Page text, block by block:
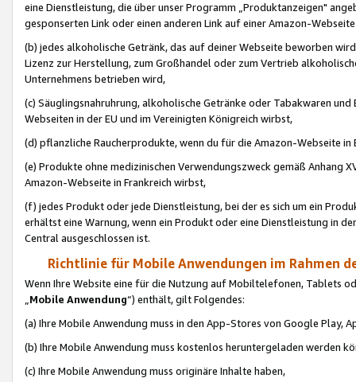
eine Dienstleistung, die über unser Programm „Produktanzeigen"
gesponserten Link oder einen anderen Link auf einer Amazon-
(b) jedes alkoholische Getränk, das auf deiner Webseite beworben
Lizenz zur Herstellung, zum Großhandel oder zum Vertrieb
Unternehmens betrieben wird,
(c) Säuglingsnahruhrung, alkoholische Getränke oder Tabakwaren
Webseiten in der EU und im Vereinigten Königreich wirbst,
(d) pflanzliche Raucherprodukte, wenn du für die Amazon-Webseite in
(e) Produkte ohne medizinischen Verwendungszweck gemäß Anhang
Amazon-Webseite in Frankreich wirbst,
(f) jedes Produkt oder jede Dienstleistung, bei der es sich um ein
erhältst eine Warnung, wenn ein Produkt oder eine Dienstleistung in
Central ausgeschlossen ist.
Richtlinie für Mobile Anwendungen im Rahmen
Wenn Ihre Website eine für die Nutzung auf Mobiltelefonen, Tablets
„Mobile Anwendung“) enthält, gilt Folgendes:
(a) Ihre Mobile Anwendung muss in den App-Stores von Google Play,
(b) Ihre Mobile Anwendung muss kostenlos heruntergeladen werden
(c) Ihre Mobile Anwendung muss originäre Inhalte haben,